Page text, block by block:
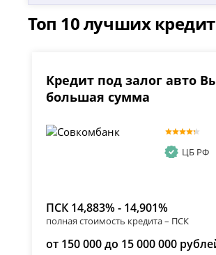
Топ 10 лучших
Кредит под залог авто
большая сумма
ЦБ РФ
ПСК 14,883% - 14,901%
полная стоимость кредита – ПСК
от 150 000 до 15 000 000